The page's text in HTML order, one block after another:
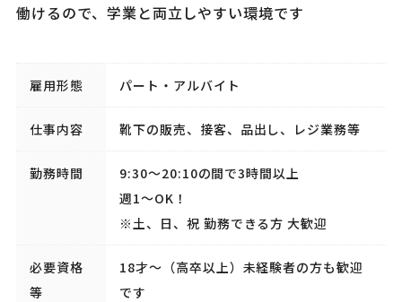
働けるので、学業と両立しやすい環境です
雇用形態 パート・アルバイト
仕事内容 靴下の販売、接客、品出し、レジ業務等
勤務時間
9:30～20:10の間で3時間以上
週1～OK！
※土、日、祝 勤務できる方 大歓迎
必要資格
等
18才〜（高卒以上）未経験者の方も歓迎
です